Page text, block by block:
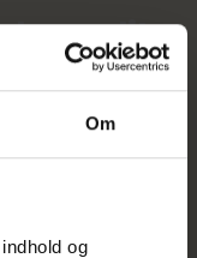
Om
og
om dit
mig om dine
jeg vender